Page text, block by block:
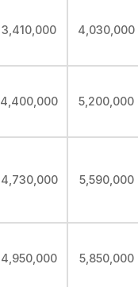
3,410,000 4,030,000
4,400,000 5,200,000
4,730,000 5,590,000
4,950,000 5,850,000